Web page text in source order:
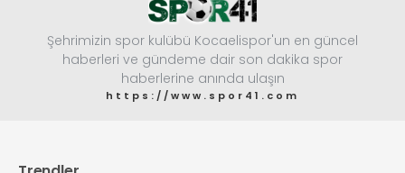
Şehrimizin spor kulübü Kocaelispor'un en güncel
haberleri ve gündeme dair son dakika spor
haberlerine anında ulaşın
https://www.spor41.com